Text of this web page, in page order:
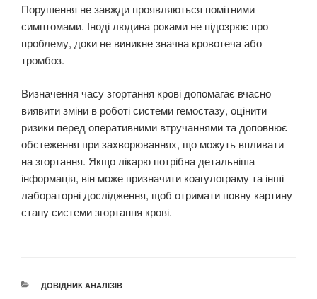
Порушення не завжди проявляються помітними
симптомами. Іноді людина роками не підозрює про
проблему, доки не виникне значна кровотеча або
тромбоз.
Визначення часу згортання крові допомагає вчасно
виявити зміни в роботі системи гемостазу, оцінити
ризики перед оперативними втручаннями та доповнює
обстеження при захворюваннях, що можуть впливати
на згортання. Якщо лікарю потрібна детальніша
інформація, він може призначити коагулограму та інші
лабораторні дослідження, щоб отримати повну картину
стану системи згортання крові.
КАТЕГОРІЇ
ДОВІДНИК АНАЛІЗІВ